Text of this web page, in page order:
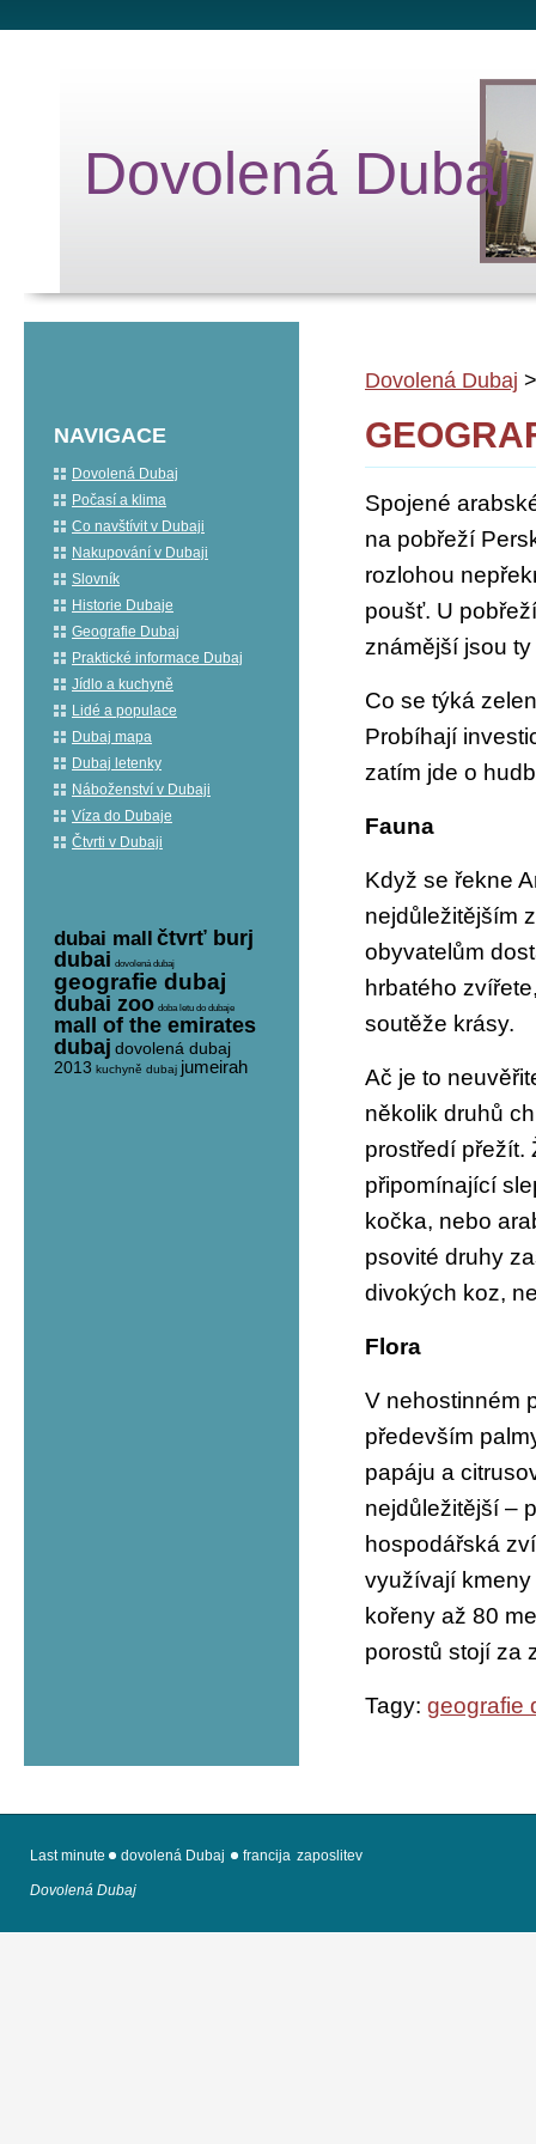
Dovolená Dubaj
Dovolená Dubaj
Spojené
na pobřeží
rozlohou
poušť. U
známější jsou
Co se týká
Probíhají
zatím jde o
Fauna
Když se řekne
nejdůležitějším
obyvatelům
hrbatého
soutěže krásy.
Ač je to
několik druhů
prostředí přežít.
připomínající
kočka, nebo
psovité druhy
divokých koz,
Flora
V nehostinném
především
papáju a
nejdůležitější –
hospodářská
využívají kmeny
kořeny až 80
porostů stojí za
Tagy: geografie
NAVIGACE
Dovolená Dubaj
Počasí a klima
Co navštívit v Dubaji
Nakupování v Dubaji
Slovník
Historie Dubaje
Geografie Dubaj
Praktické informace Dubaj
Jídlo a kuchyně
Lidé a populace
Dubaj mapa
Dubaj letenky
Náboženství v Dubaji
Víza do Dubaje
Čtvrti v Dubaji
dubai mall čtvrť burj
dubai dovolená dubaj
geografie dubaj
dubai zoo doba letu do dubaje
mall of the emirates
dubaj dovolená dubaj
2013 kuchyně dubaj jumeirah
Last minute dovolená Dubaj francija zaposlitev
Dovolená Dubaj